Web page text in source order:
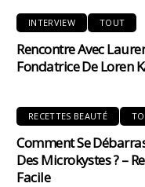
INTERVIEW TOUT
Rencontre Avec
Fondatrice De Loren
RECETTES BEAUTÉ
Comment Se
Des Microkystes ? –
Facile